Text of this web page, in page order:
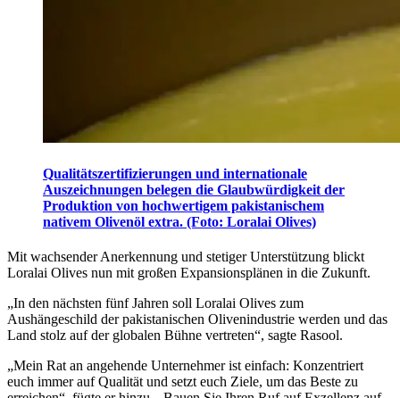
Qualitätszertifizierungen und internationale
Auszeichnungen belegen die Glaubwürdigkeit der
Produktion von hochwertigem pakistanischem
nativem Olivenöl extra. (Foto: Loralai Olives)
Mit wachsender Anerkennung und stetiger Unterstützung blickt
Loralai Olives nun mit großen Expansionsplänen in die Zukunft.
„In den nächsten fünf Jahren soll Loralai Olives zum
Aushängeschild der pakistanischen Olivenindustrie werden und das
Land stolz auf der globalen Bühne vertreten“, sagte Rasool.
„Mein Rat an angehende Unternehmer ist einfach: Konzentriert
euch immer auf Qualität und setzt euch Ziele, um das Beste zu